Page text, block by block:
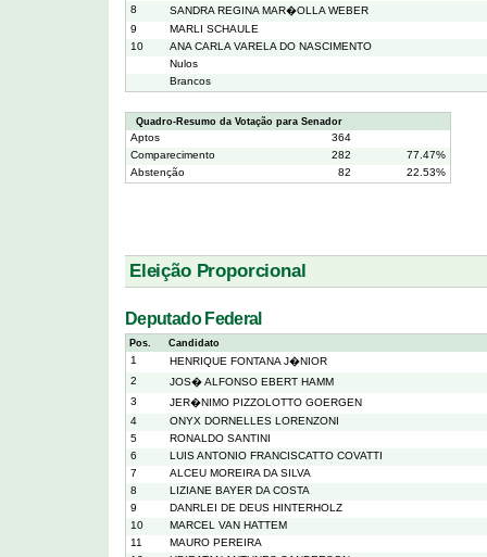
8
SANDRA REGINA MAR�OLLA WEBER
9
MARLI SCHAULE
10
ANA CARLA VARELA DO NASCIMENTO
Nulos
Brancos
Quadro-Resumo da Votação para Senador
Aptos
364
Comparecimento
282
77.47%
Abstenção
82 22.53%
Eleição Proporcional
Deputado Federal
Pos. Candidato
1
HENRIQUE FONTANA J�NIOR
2
JOS� ALFONSO EBERT HAMM
3
JER�NIMO PIZZOLOTTO GOERGEN
4
ONYX DORNELLES LORENZONI
5
RONALDO SANTINI
6
LUIS ANTONIO FRANCISCATTO COVATTI
7
ALCEU MOREIRA DA SILVA
8
LIZIANE BAYER DA COSTA
9
DANRLEI DE DEUS HINTERHOLZ
10
MARCEL VAN HATTEM
11
MAURO PEREIRA